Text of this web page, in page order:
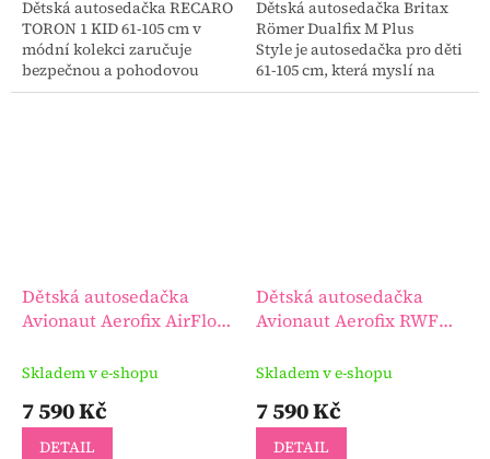
Dětská autosedačka RECARO
TORON 1 KID 61-105 cm v
módní kolekci zaručuje
bezpečnou a pohodovou
jízdu pro děti od 3 měsíců do
Dětská autosedačka Britax
Römer Dualfix M Plus
Style je autosedačka pro děti
61-105 cm, která myslí na
bezpečí i na vaše pohodlí –
Dětská autosedačka
Avionaut Aerofix AirFlow
Skladem v e-shopu
7 590 Kč
DETAIL
Dětská autosedačka
Avionaut Aerofix RWF
Skladem v e-shopu
7 590 Kč
DETAIL